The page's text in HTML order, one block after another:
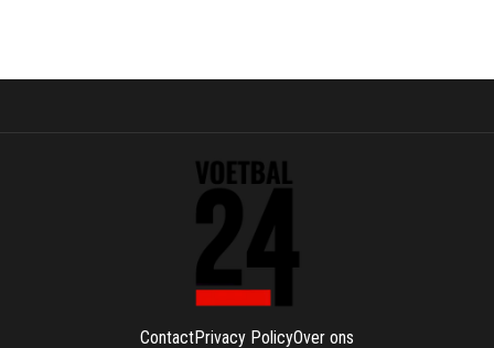
ContactPrivacy PolicyOver ons